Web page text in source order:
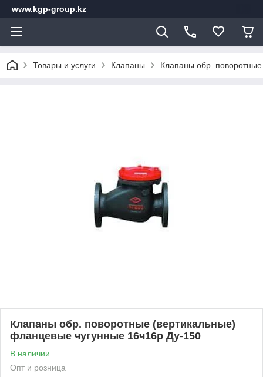
www.kgp-group.kz
Товары и услуги Клапаны Клапаны обр.
Клапаны обр. поворотные (вертикальные)
фланцевые чугунные 16ч16р Ду-150
В наличии
Опт и розница